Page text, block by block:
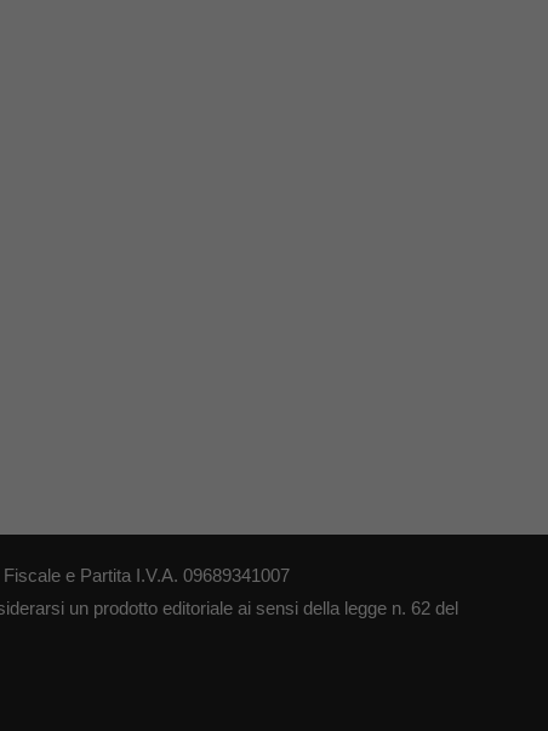
e Partita I.V.A. 09689341007
un prodotto editoriale ai sensi della legge n. 62 del